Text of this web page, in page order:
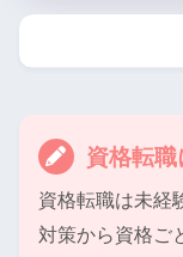
資格転
資格転職は未経
対策から資格ご